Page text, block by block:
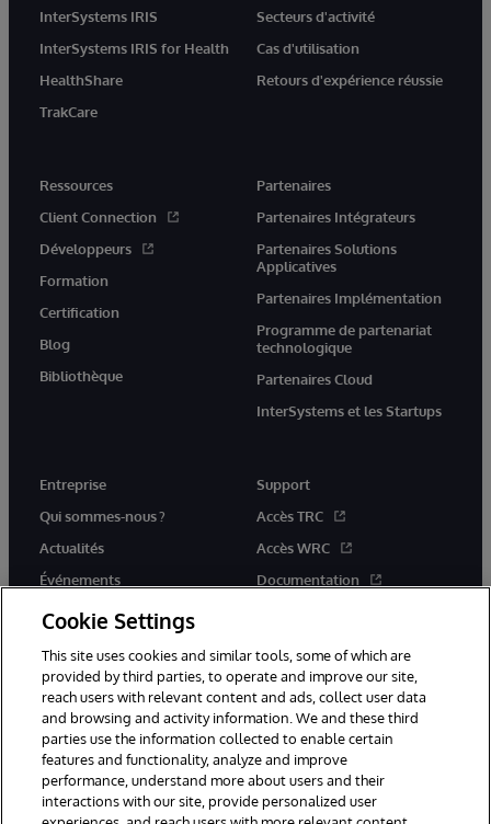
InterSystems IRIS
InterSystems IRIS for Health
HealthShare
TrakCare
Secteurs d'activité
Cas d'utilisation
Retours d'expérience réussie
Ressources
Client Connection
Développeurs
Formation
Certification
Blog
Bibliothèque
Partenaires
Partenaires Intégrateurs
Partenaires Solutions
Applicatives
Partenaires Implémentation
Programme de partenariat
technologique
Partenaires Cloud
InterSystems et les Startups
Entreprise
Qui sommes-nous ?
Actualités
Événements
Rejoignez-nous
Support
Accès TRC
Accès WRC
Documentation
© 1996-2026 InterSystems Corporation, Boston, MA. Tous droits
réservés.
Mentions légales
Cookie Settings
This site uses cookies and similar tools, some of which are
provided by third parties, to operate and improve our site,
reach users with relevant content and ads, collect user data
and browsing and activity information. We and these third
parties use the information collected to enable certain
features and functionality, analyze and improve
performance, understand more about users and their
interactions with our site, provide personalized user